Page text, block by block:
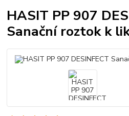
HASIT PP 907
Sanační roztok k